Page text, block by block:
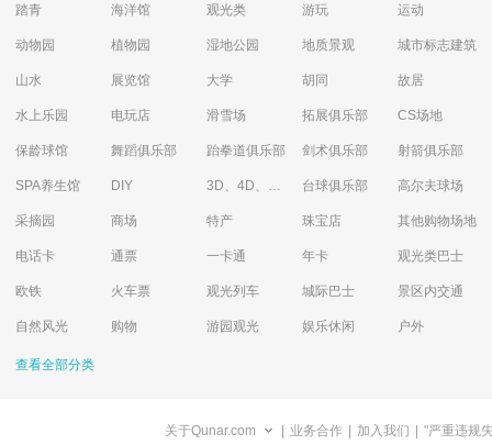
踏青 海洋馆 观光类 游玩 运动
动物园 植物园 湿地公园 地质景观 城市标志建筑
山水 展览馆 大学 胡同 故居
水上乐园 电玩店 滑雪场 拓展俱乐部 CS场地
保龄球馆 舞蹈俱乐部 跆拳道俱乐部 剑术俱乐部 射箭俱乐部
SPA养生馆 DIY 3D、4D、5D艺术体验馆 台球俱乐部 高尔夫球场
采摘园 商场 特产 珠宝店 其他购物场地
电话卡 通票 一卡通 年卡 观光类巴士
欧铁 火车票 观光列车 城际巴士 景区内交通
自然风光 购物 游园观光 娱乐休闲 户外
查看全部分类
关于Qunar.com 业务合作 加入我们 "严重违规